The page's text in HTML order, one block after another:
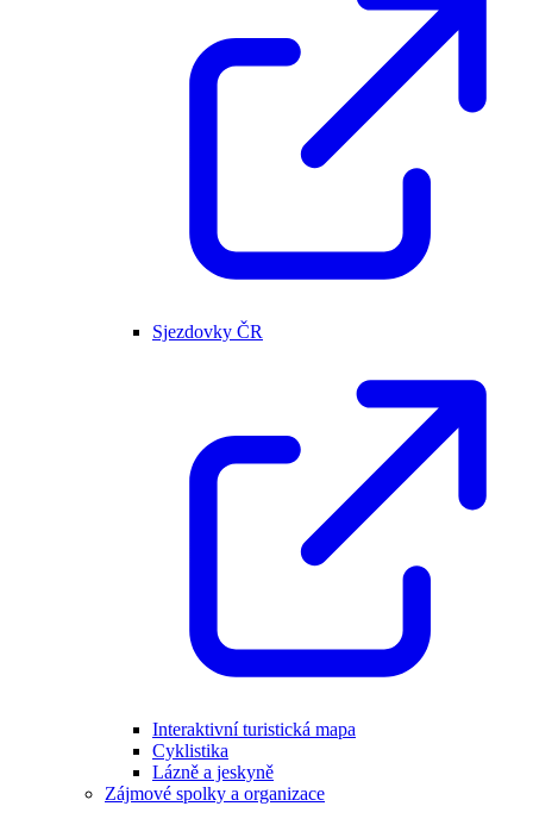
Sjezdovky ČR
Interaktivní turistická mapa
Cyklistika
Lázně a jeskyně
Zájmové spolky a organizace